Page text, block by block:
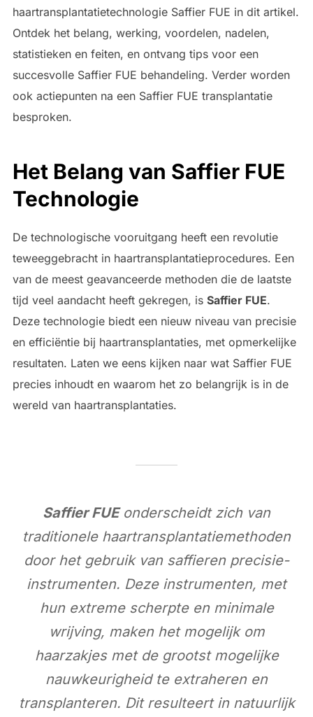
haartransplantatietechnologie Saffier FUE in dit artikel.
Ontdek het belang, werking, voordelen, nadelen,
statistieken en feiten, en ontvang tips voor een
succesvolle Saffier FUE behandeling. Verder worden
ook actiepunten na een Saffier FUE transplantatie
besproken.
Het Belang van Saffier FUE
Technologie
De technologische vooruitgang heeft een revolutie
teweeggebracht in haartransplantatieprocedures. Een
van de meest geavanceerde methoden die de laatste
tijd veel aandacht heeft gekregen, is Saffier FUE.
Deze technologie biedt een nieuw niveau van precisie
en efficiëntie bij haartransplantaties, met opmerkelijke
resultaten. Laten we eens kijken naar wat Saffier FUE
precies inhoudt en waarom het zo belangrijk is in de
wereld van haartransplantaties.
Saffier FUEonderscheidt zich van
traditionele haartransplantatiemethoden
door het gebruik van saffieren precisie-
instrumenten. Deze instrumenten, met
hun extreme scherpte en minimale
wrijving, maken het mogelijk om
haarzakjes met de grootst mogelijke
nauwkeurigheid te extraheren en
transplanteren. Dit resulteert in natuurlijk